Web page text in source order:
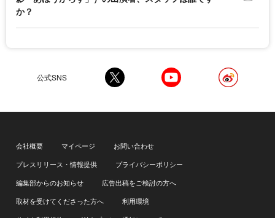
か？
公式SNS
会社概要 マイページ
お問い合わせ
プレスリリース・情報提供
プライバシーポリシー
編集部からのお知らせ
広告出稿をご検討の方へ
取材を受けてくださった方へ
利用環境